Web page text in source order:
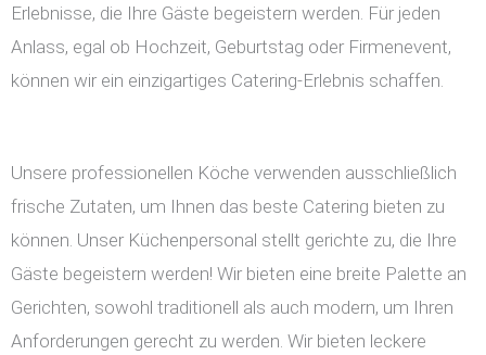
Erlebnisse, die Ihre Gäste begeistern werden. Für jeden
Anlass, egal ob Hochzeit, Geburtstag oder Firmenevent,
können wir ein einzigartiges Catering-Erlebnis schaffen.
Unsere professionellen Köche verwenden ausschließlich
frische Zutaten, um Ihnen das beste Catering bieten zu
können. Unser Küchenpersonal stellt gerichte zu, die Ihre
Gäste begeistern werden! Wir bieten eine breite Palette an
Gerichten, sowohl traditionell als auch modern, um Ihren
Anforderungen gerecht zu werden. Wir bieten leckere